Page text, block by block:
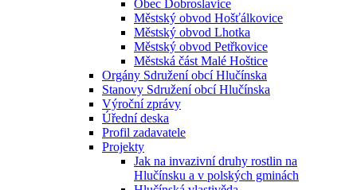
Obec Dobroslavice
Městský obvod Hošťálkovice
Městský obvod Lhotka
Městský obvod Petřkovice
Městská část Malé Hoštice
Orgány Sdružení obcí Hlučínska
Stanovy Sdružení obcí Hlučínska
Výroční zprávy
Úřední deska
Profil zadavatele
Projekty
Jak na invazivní druhy rostlin na
Hlučínsku a v polských gminách